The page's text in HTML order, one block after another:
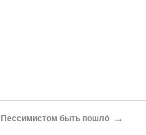
Пессимистом быть пошло́ →